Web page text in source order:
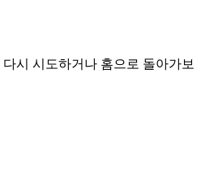
다시 시도하거나 홈으로 돌아가보